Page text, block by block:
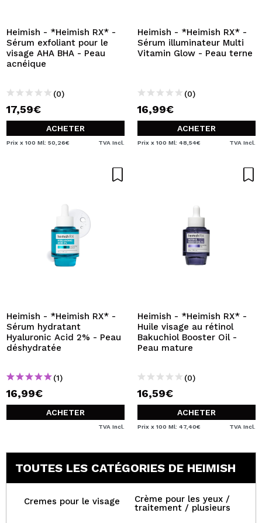
En créant un compte sur Maquibeauty.fr vous pourrez
effectuer vos achats rapidement, vérifier l'état de vos
commandes et consulter vos opérations précédentes.
CRÉER UN COMPTE
Heimish - *Heimish RX* -
Sérum exfoliant pour le
visage AHA BHA - Peau
acnéique
(0)
17,59€
ACHETER
Prix x 100 Ml: 50,26€ TVA Incl.
Heimish - *Heimish RX* -
Sérum illuminateur Multi
Vitamin Glow - Peau terne
(0)
16,99€
ACHETER
Prix x 100 Ml: 48,54€ TVA Incl.
Heimish - *Heimish RX* -
Sérum hydratant
Hyaluronic Acid 2% - Peau
déshydratée
(1)
16,99€
ACHETER
TVA Incl.
Heimish - *Heimish RX* -
Huile visage au rétinol
Bakuchiol Booster Oil -
Peau mature
(0)
16,59€
ACHETER
Prix x 100 Ml: 47,40€ TVA Incl.
TOUTES LES CATÉGORIES DE HEIMISH
Cremes pour le visage
Crème pour les yeux /
traitement / plusieurs